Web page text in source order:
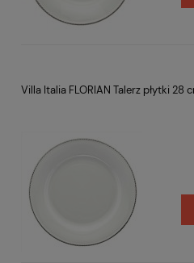
Villa Italia FLORIAN Talerz płytki 28